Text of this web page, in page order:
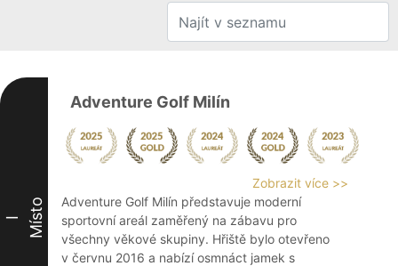
I Místo
Adventure Golf Milín
Zobrazit více >>
Adventure Golf Milín představuje moderní
sportovní areál zaměřený na zábavu pro
všechny věkové skupiny. Hřiště bylo otevřeno
v červnu 2016 a nabízí osmnáct jamek s